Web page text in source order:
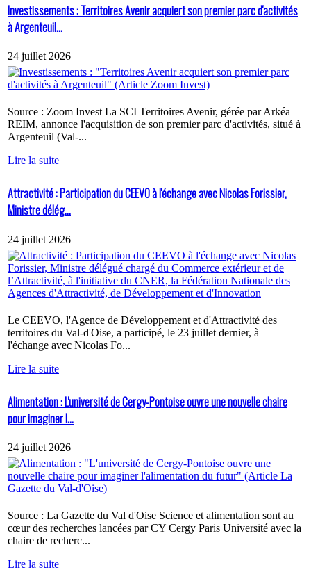
Investissements : Territoires Avenir acquiert son premier parc d'activités
à Argenteuil...
24 juillet 2026
Source : Zoom Invest La SCI Territoires Avenir, gérée par Arkéa
REIM, annonce l'acquisition de son premier parc d'activités, situé à
Argenteuil (Val-...
Lire la suite
Attractivité : Participation du CEEVO à l'échange avec Nicolas Forissier,
Ministre délég...
24 juillet 2026
Le CEEVO, l'Agence de Développement et d'Attractivité des
territoires du Val-d'Oise, a participé, le 23 juillet dernier, à
l'échange avec Nicolas Fo...
Lire la suite
Alimentation : L'université de Cergy-Pontoise ouvre une nouvelle chaire
pour imaginer l...
24 juillet 2026
Source : La Gazette du Val d'Oise Science et alimentation sont au
cœur des recherches lancées par CY Cergy Paris Université avec la
chaire de recherc...
Lire la suite